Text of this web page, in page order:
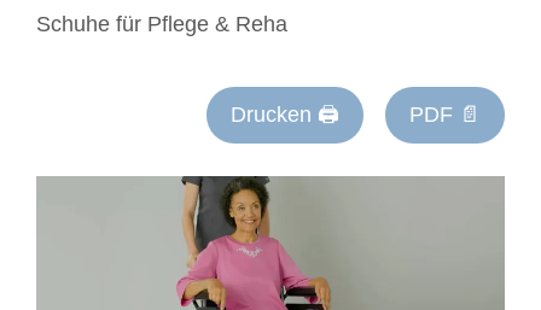
Schuhe für Pflege & Reha
Drucken 🖨 PDF 📄